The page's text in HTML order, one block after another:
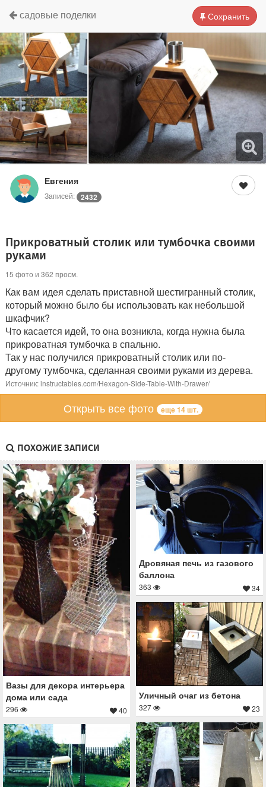
Сохранить
садовые поделки
Евгения
Записей: 2432
Прикроватный столик или тумбочка своими
руками
15 фото и 362 просм.
Как вам идея сделать приставной шестигранный столик,
который можно было бы использовать как небольшой
шкафчик?
Что касается идей, то она возникла, когда нужна была
прикроватная тумбочка в спальню.
Так у нас получился прикроватный столик или по-
другому тумбочка, сделанная своими руками из дерева.
Источник: instructables.com/Hexagon-Side-Table-With-Drawer/
Открыть все фото еще 14 шт.
ПОХОЖИЕ ЗАПИСИ
Вазы для декора интерьера
дома или сада
296 40
Дровяная печь из газового
баллона
363 34
Уличный очаг из бетона
327 23